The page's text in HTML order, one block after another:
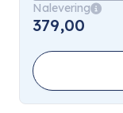
Nalevering
379,00